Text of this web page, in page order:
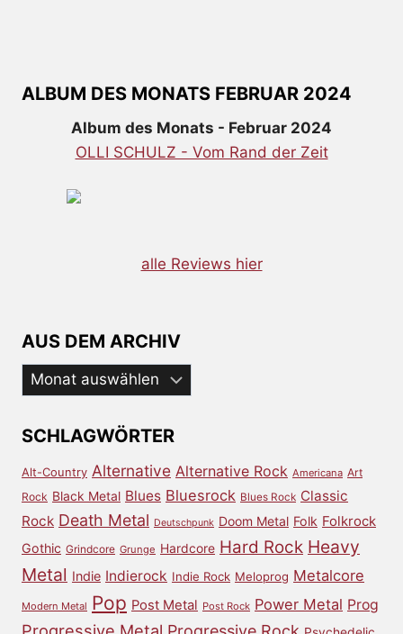
ALBUM DES MONATS FEBRUAR 2024
Album des Monats - Februar 2024
OLLI SCHULZ - Vom Rand der Zeit
alle Reviews hier
AUS DEM ARCHIV
Aus
dem
SCHLAGWÖRTER
Alt-Country Alternative Alternative Rock Americana Art
Rock Black Metal Blues Bluesrock Blues Rock Classic
Rock Death Metal Deutschpunk Doom Metal Folk Folkrock
Gothic Grindcore Grunge Hardcore Hard Rock Heavy
Metal Indie Indierock Indie Rock Meloprog Metalcore
Modern Metal Pop Post Metal Post Rock Power Metal Prog